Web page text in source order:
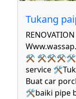
Tukang
⚒ ⚒⚒⚒🛠🛠
service
Buat car
🛠baiki pipe